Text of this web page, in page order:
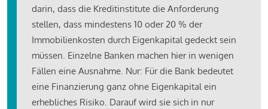
darin, dass die Kreditinstitute die Anforderung
stellen, dass mindestens 10 oder 20 % der
Immobilienkosten durch Eigenkapital gedeckt sein
müssen. Einzelne Banken machen hier in wenigen
Fällen eine Ausnahme. Nur: Für die Bank bedeutet
eine Finanzierung ganz ohne Eigenkapital ein
erhebliches Risiko. Darauf wird sie sich in nur